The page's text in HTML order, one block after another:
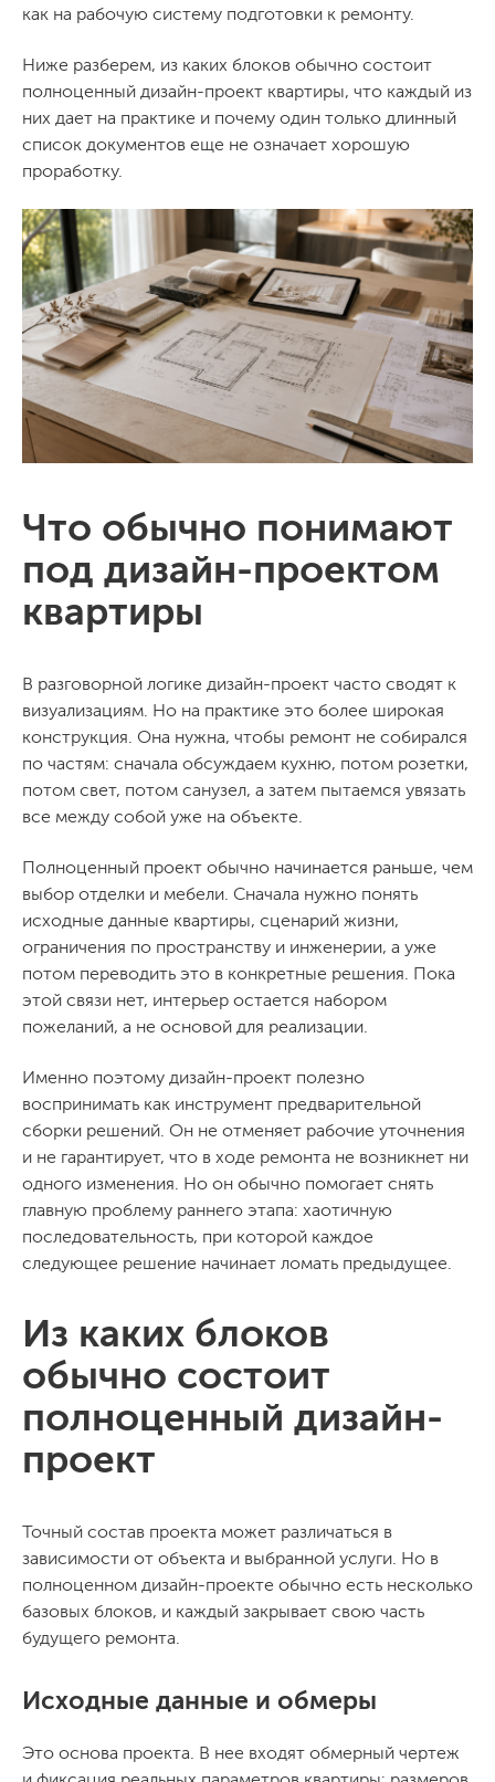
как на рабочую систему подготовки к ремонту.
Ниже разберем, из каких блоков обычно состоит
полноценный дизайн-проект квартиры, что каждый из
них дает на практике и почему один только длинный
список документов еще не означает хорошую
проработку.
Что обычно понимают
под дизайн-проектом
квартиры
В разговорной логике дизайн-проект часто сводят к
визуализациям. Но на практике это более широкая
конструкция. Она нужна, чтобы ремонт не собирался
по частям: сначала обсуждаем кухню, потом розетки,
потом свет, потом санузел, а затем пытаемся увязать
все между собой уже на объекте.
Полноценный проект обычно начинается раньше, чем
выбор отделки и мебели. Сначала нужно понять
исходные данные квартиры, сценарий жизни,
ограничения по пространству и инженерии, а уже
потом переводить это в конкретные решения. Пока
этой связи нет, интерьер остается набором
пожеланий, а не основой для реализации.
Именно поэтому дизайн-проект полезно
воспринимать как инструмент предварительной
сборки решений. Он не отменяет рабочие уточнения
и не гарантирует, что в ходе ремонта не возникнет ни
одного изменения. Но он обычно помогает снять
главную проблему раннего этапа: хаотичную
последовательность, при которой каждое
следующее решение начинает ломать предыдущее.
Из каких блоков
обычно состоит
полноценный дизайн-
проект
Точный состав проекта может различаться в
зависимости от объекта и выбранной услуги. Но в
полноценном дизайн-проекте обычно есть несколько
базовых блоков, и каждый закрывает свою часть
будущего ремонта.
Исходные данные и обмеры
Это основа проекта. В нее входят обмерный чертеж